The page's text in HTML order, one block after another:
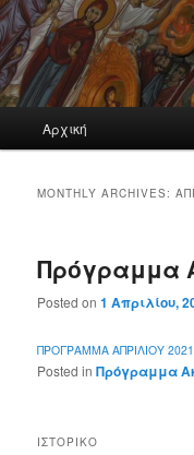
Αρχική
MONTHLY ARCHIVES:
Πρόγραμμα
Posted on1 Απριλίου,
ΠΡΟΓΡΑΜΜΑ ΑΠΡΙΛΙΟΥ 2021
Posted in Πρόγραμμα
ΙΣΤΟΡΙΚΌ